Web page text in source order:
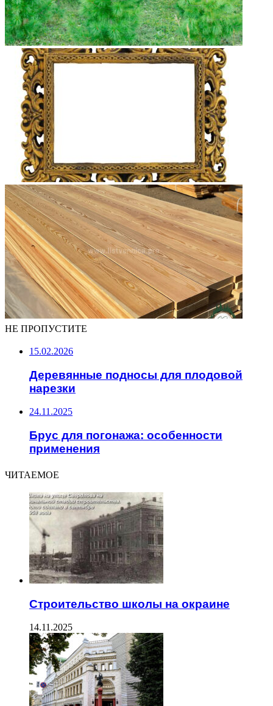
НЕ ПРОПУСТИТЕ
15.02.2026
Деревянные подносы для плодовой
нарезки
24.11.2025
Брус для погонажа: особенности
применения
ЧИТАЕМОЕ
Строительство школы на окраине
14.11.2025